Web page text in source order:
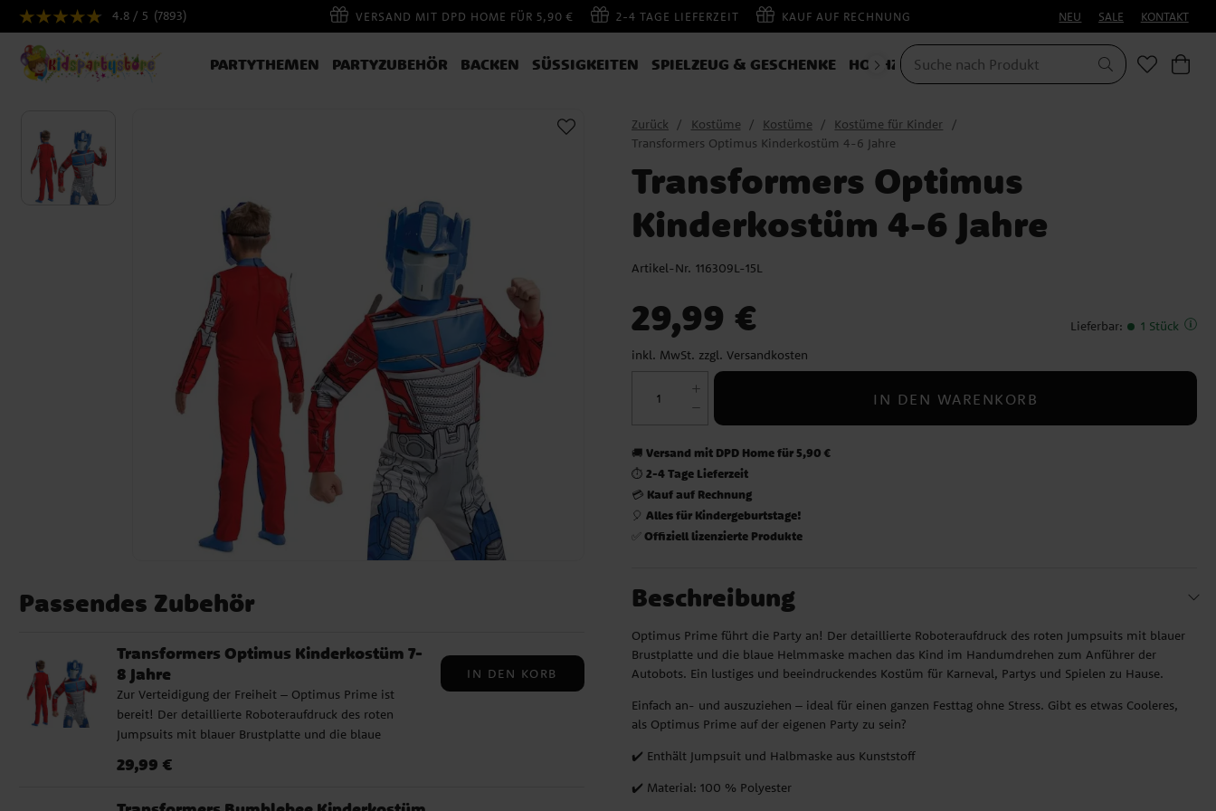
4.8 / 5 (7893) VERSAND MIT DPD HOME FÜR 5,90 € 2-4 TAGE LIEFERZEIT KAUF AUF RECHNUNG NEU SALE KONTAKT
PARTYTHEMEN PARTYZUBEHÖR BACKEN SÜSSIGKEITEN SPIELZEUG & GESCHENKE HOCHZEIT KOSTÜME
Passendes Zubehör
Transformers Optimus Kinderkostüm 7-
8 Jahre
Zur Verteidigung der Freiheit – Optimus Prime ist
bereit! Der detaillierte Roboteraufdruck des roten
Jumpsuits mit blauer Brustplatte und die blaue
wiedererkennbaren Look, der perfekt für Halloween,
Preis:29,99 €
29,99 €
IN DEN KORB
Zurück Kostüme Kostüme
Kostüme für Kinder
Transformers Optimus Kinderkostüm 4-6 Jahre
Transformers Optimus
Kinderkostüm 4-6 Jahre
Artikel-Nr. 116309L-15L
29,99 €
inkl. MwSt. zzgl. Versandkosten
Lieferbar: 1 Stück
IN DEN WARENKORB
🚚Versand mit DPD Home für 5,90 €
⏱️2-4 Tage Lieferzeit
💳 Kauf auf Rechnung
🎈Alles für Kindergeburtstage!
✅Offiziell lizenzierte Produkte
Beschreibung
Optimus Prime führt die Party an! Der detaillierte Roboteraufdruck des roten Jumpsuits mit blauer
Brustplatte und die blaue Helmmaske machen das Kind im Handumdrehen zum Anführer der
Autobots. Ein lustiges und beeindruckendes Kostüm für Karneval, Partys und Spielen zu Hause.
Einfach an- und auszuziehen – ideal für einen ganzen Festtag ohne Stress. Gibt es etwas Cooleres,
als Optimus Prime auf der eigenen Party zu sein?
✔️ Enthält Jumpsuit und Halbmaske aus Kunststoff
✔️ Material: 100 % Polyester